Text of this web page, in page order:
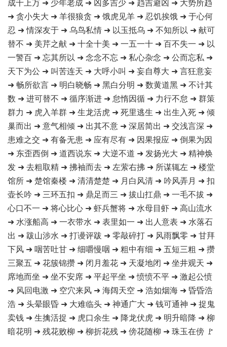
➜ 贪小失大 ➜ 羊很狼贪 ➜ 饿虎见羊 ➜ 忍饥挨饿 ➜ 于心何
忍 ➜ 情深友于 ➜ 乌鸟私情 ➜ 以玉抵乌 ➜ 不知所以 ➜ 献可
替不 ➜ 美芹之献 ➜ 十全十美 ➜ 一五一十 ➜ 百不失一 ➜ 以
一警百 ➜ 忘其所以 ➜ 念念不忘 ➜ 私心杂念 ➜ 公而忘私 ➜
天下为公 ➜ 叫苦连天 ➜ 大呼小叫 ➜ 妄自尊大 ➜ 言狂意妄
➜ 畅所欲言 ➜ 明白晓畅 ➜ 黑白分明 ➜ 数黄道黑 ➜ 不计其
数 ➜ 进可替不 ➜ 循序渐进 ➜ 怠惰因循 ➜ 力行不怠 ➜ 群策
群力 ➜ 虎入羊群 ➜ 生龙活虎 ➜ 死里逃生 ➜ 出生入死 ➜ 倾
巢而出 ➜ 意气相倾 ➜ 出其不意 ➜ 深居简出 ➜ 交浅言深 ➜
患难之交 ➜ 有备无患 ➜ 应有尽有 ➜ 因果报应 ➜ 倒果为因
➜ 东歪西倒 ➜ 道西说东 ➜ 大逆不道 ➜ 发扬光大 ➜ 精神焕
发 ➜ 去粗取精 ➜ 拂袖而去 ➜ 左萦右拂 ➜ 所谋辄左 ➜ 楼堂
馆所 ➜ 楚馆秦楼 ➜ 清清楚楚 ➜ 月白风清 ➜ 吟风弄月 ➜ 扣
壶长吟 ➜ 三环五扣 ➜ 鼎足而三 ➜ 拔山扛鼎 ➜ 一毛不拔 ➜
心口不一 ➜ 将心比心 ➜ 虾兵蟹将 ➜ 水母目虾 ➜ 高山流水
➜ 水涨船高 ➜ 一衣带水 ➜ 表里如一 ➜ 出人意表 ➜ 水落石
出 ➜ 跋山涉水 ➜ 打谩评跋 ➜ 零敲碎打 ➜ 风雨飘零 ➜ 甘拜
下风 ➜ 咽苦吐甘 ➜ 细嚼慢咽 ➜ 粗中有细 ➜ 五短三粗 ➜ 攒
三聚五 ➜ 花簇锦攒 ➜ 闭月羞花 ➜ 天凝地闭 ➜ 坐井观天 ➜
席地而坐 ➜ 坐不安席 ➜ 平起平坐 ➜ 愤愤不平 ➜ 激起公愤
➜ 风回电激 ➜ 空穴来风 ➜ 海阔天空 ➜ 浩如烟海 ➜ 昏昏浩
浩 ➜ 头晕眼昏 ➜ 大难临头 ➜ 神通广大 ➜ 钱可通神 ➜ 捉鬼
卖钱 ➜ 生擒活捉 ➜ 虎口余生 ➜ 降龙伏虎 ➜ 明升暗降 ➜ 柳
暗花明 ➜ 残花败柳 ➜ 柳折花残 ➜ 傍花随柳 ➜ 珠玉在傍 🚩